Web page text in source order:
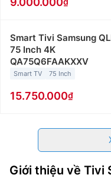
Smart Tivi Samsung
75 Inch 4K
QA75Q6FAAKXXV
Smart TV 75 Inch
15.750.000
Giới thiệu về Tivi